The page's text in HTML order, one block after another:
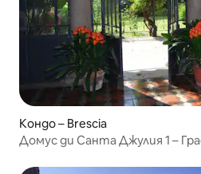
Кондо – Brescia
Домус ди Санта Джулия 1 –